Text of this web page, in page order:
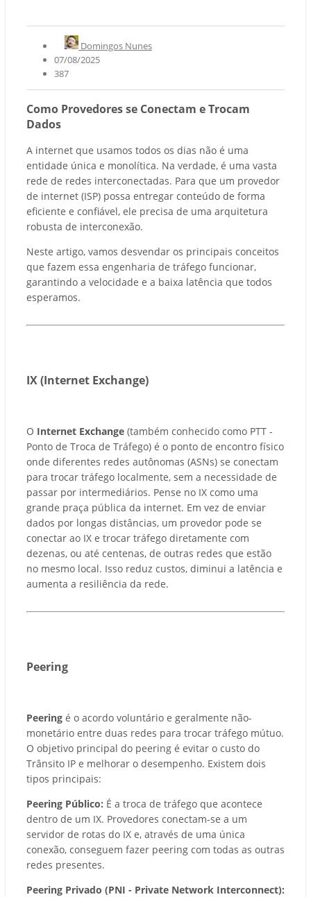
Domingos Nunes
07/08/2025
387
Como Provedores se Conectam e Trocam
Dados
A internet que usamos todos os dias não é uma
entidade única e monolítica. Na verdade, é uma vasta
rede de redes interconectadas. Para que um provedor
de internet (ISP) possa entregar conteúdo de forma
eficiente e confiável, ele precisa de uma arquitetura
robusta de interconexão.
Neste artigo, vamos desvendar os principais conceitos
que fazem essa engenharia de tráfego funcionar,
garantindo a velocidade e a baixa latência que todos
esperamos.
IX (Internet Exchange)
O Internet Exchange (também conhecido como PTT -
Ponto de Troca de Tráfego) é o ponto de encontro físico
onde diferentes redes autônomas (ASNs) se conectam
para trocar tráfego localmente, sem a necessidade de
passar por intermediários. Pense no IX como uma
grande praça pública da internet. Em vez de enviar
dados por longas distâncias, um provedor pode se
conectar ao IX e trocar tráfego diretamente com
dezenas, ou até centenas, de outras redes que estão
no mesmo local. Isso reduz custos, diminui a latência e
aumenta a resiliência da rede.
Peering
Peering é o acordo voluntário e geralmente não-
monetário entre duas redes para trocar tráfego mútuo.
O objetivo principal do peering é evitar o custo do
Trânsito IP e melhorar o desempenho. Existem dois
tipos principais:
Peering Público: É a troca de tráfego que acontece
dentro de um IX. Provedores conectam-se a um
servidor de rotas do IX e, através de uma única
conexão, conseguem fazer peering com todas as outras
redes presentes.
Peering Privado (PNI - Private Network Interconnect):